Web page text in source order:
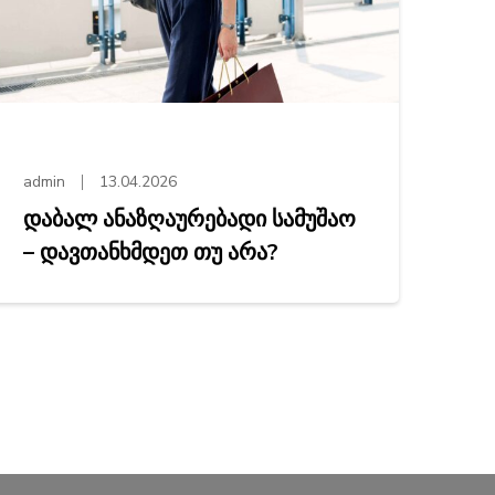
admin 13.04.2026
დაბალ ანაზღაურებადი სამუშაო
– დავთანხმდეთ თუ არა?